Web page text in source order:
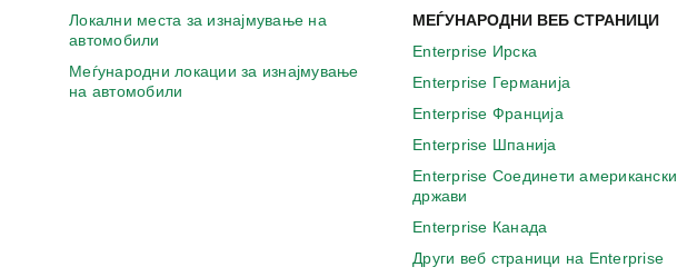
о
р
ч
е
Локални места за изнајмување на
автомобили
Меѓународни локации за изнајмување
на автомобили
МЕЃУНАРОДНИ ВЕБ СТРАНИЦИ
Enterprise Ирска
Enterprise Германија
Enterprise Франција
Enterprise Шпанија
Enterprise Соединети американски
држави
Enterprise Канада
Други веб страници на Enterprise